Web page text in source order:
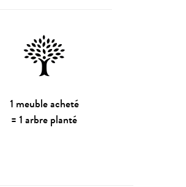
1 meuble acheté
= 1 arbre planté